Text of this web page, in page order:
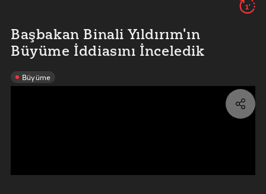
1'
Başbakan Binali Yıldırım'ın
Büyüme İddiasını İnceledik
Büyüme